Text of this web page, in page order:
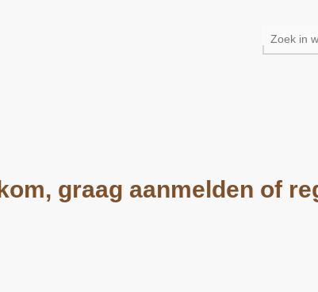
graag aanmelden of